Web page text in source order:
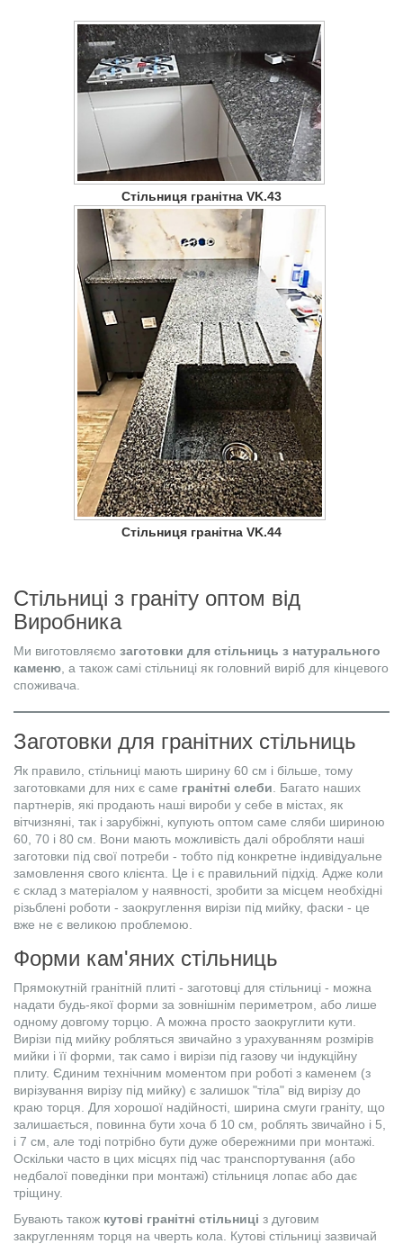
Стільниця гранітна VK.43
Стільниця гранітна VK.44
Стільниці з граніту оптом від
Виробника
Ми виготовляємо заготовки для стільниць з натурального
каменю, а також самі стільниці як головний виріб для кінцевого
споживача.
Заготовки для гранітних стільниць
Як правило, стільниці мають ширину 60 см і більше, тому
заготовками для них є саме гранітні слеби. Багато наших
партнерів, які продають наші вироби у себе в містах, як
вітчизняні, так і зарубіжні, купують оптом саме сляби шириною
60, 70 і 80 см. Вони мають можливість далі обробляти наші
заготовки під свої потреби - тобто під конкретне індивідуальне
замовлення свого клієнта. Це і є правильний підхід. Адже коли
є склад з матеріалом у наявності, зробити за місцем необхідні
різьблені роботи - заокруглення вирізи під мийку, фаски - це
вже не є великою проблемою.
Форми кам'яних стільниць
Прямокутній гранітній плиті - заготовці для стільниці - можна
надати будь-якої форми за зовнішнім периметром, або лише
одному довгому торцю. А можна просто заокруглити кути.
Вирізи під мийку робляться звичайно з урахуванням розмірів
мийки і її форми, так само і вирізи під газову чи індукційну
плиту. Єдиним технічним моментом при роботі з каменем (з
вирізування вирізу під мийку) є залишок "тіла" від вирізу до
краю торця. Для хорошої надійності, ширина смуги граніту, що
залишається, повинна бути хоча б 10 см, роблять звичайно і 5,
і 7 см, але тоді потрібно бути дуже обережними при монтажі.
Оскільки часто в цих місцях під час транспортування (або
недбалої поведінки при монтажі) стільниця лопає або дає
тріщину.
Бувають також кутові гранітні стільниці з дуговим
закругленням торця на чверть кола. Кутові стільниці зазвичай